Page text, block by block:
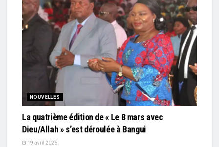
NOUVELLES
La quatrième édition de « Le 8 mars avec
Dieu/Allah » s’est déroulée à Bangui
19 avril 2026